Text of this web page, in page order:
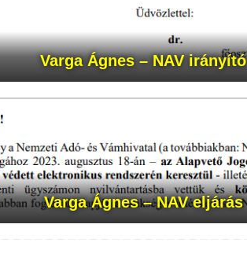
Varga Ágnes – NAV irányító
Varga Ágnes – NAV eljárás